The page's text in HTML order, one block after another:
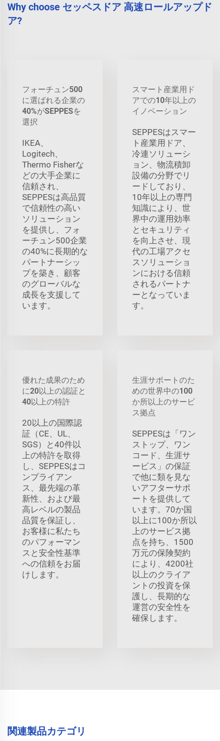
Why choose セッペスドア 高速ロールアップド
ア?
フォーチュン500
に選ばれる企業の
40%がSEPPESを
選択
IKEA、
Logitech、
Thermo Fisherな
どの大手企業に
信頼され、
SEPPESは高品質
で信頼性の高い
ソリューション
を提供し、フォ
ーチュン500企業
の40%に長期的な
パートナーシッ
プを築き、顧客
のグローバルな
成長を支援して
います。
スマート産業用ド
アでの10年以上の
イノベーション
SEPPESはスマー
ト産業用ドア、
冷連ソリューシ
ョン、物流積卸
設備の分野でリ
ードしており、
10年以上の専門
知識により、世
界中の運用効率
とセキュリティ
を向上させ、現
代の工場アクセ
スソリューショ
ンにおける信頼
されるパートナ
ーとなっていま
す。
優れた成果のため
に20以上の認証と
40以上の特許
20以上の国際認
証（CE、UL、
SGS）と40件以
上の特許を取得
し、SEPPESはコ
ンプライアン
ス、最先端の革
新性、および最
高レベルの製品
品質を保証し、
お客様に私たち
のパフォーマン
スと安全性基準
への信頼をお届
けします。
生涯サポートのた
めの世界中の100
か所以上のサービ
ス拠点
SEPPESは「ワン
ストップ、ワン
コード、生涯サ
ービス」の保証
で他に類を見な
いアフターサポ
ートを提供して
います。70か国
以上に100か所以
上のサービス拠
点を持ち、1500
万元の保険契約
により、4200社
以上のクライア
ントの投資を保
護し、長期的な
運営の安全性を
確保します。
関連製品カテゴリ